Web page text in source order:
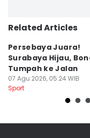
Related Articles
Persebaya Juara!
Surabaya Hijau,
Tumpah ke Jalan
07 Agu 2026, 05:24 WIB
Sport